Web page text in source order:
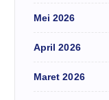
Mei 2026
April 2026
Maret 2026